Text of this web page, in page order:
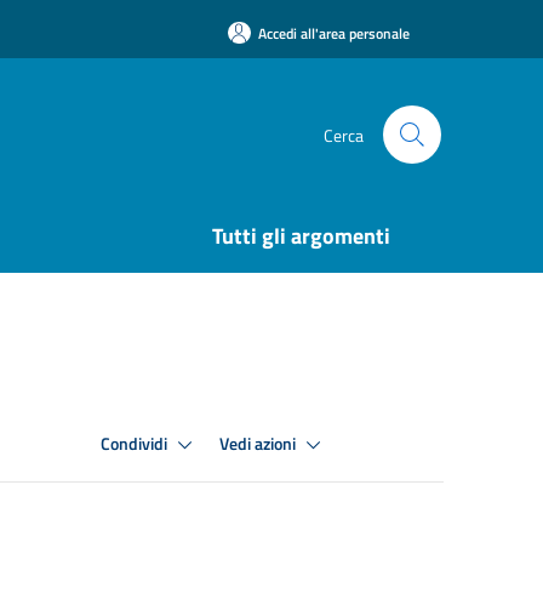
Accedi all'area personale
Cerca
Tutti gli argomenti
Condividi Vedi azioni